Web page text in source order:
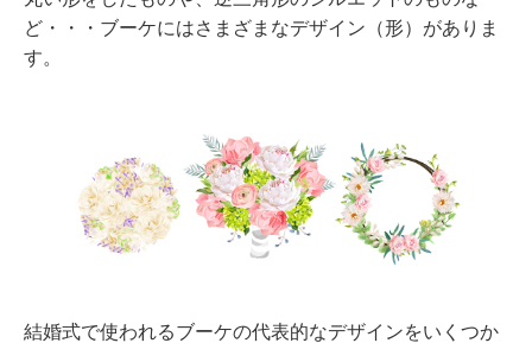
ど・・・ブーケにはさまざまなデザイン（形）がありま
す。
結婚式で使われるブーケの代表的なデザインをいくつか